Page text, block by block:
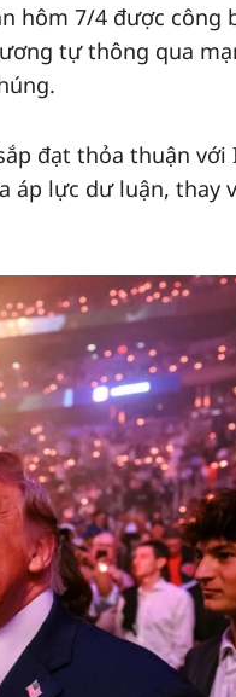
hôm 7/4 được công
tự thông qua
đạt thỏa thuận với
áp lực dư luận, thay